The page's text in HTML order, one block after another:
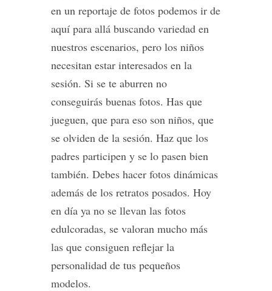
en un reportaje de fotos podemos ir de
aquí para allá buscando variedad en
nuestros escenarios, pero los niños
necesitan estar interesados en la
sesión. Si se te aburren no
conseguirás buenas fotos. Has que
jueguen, que para eso son niños, que
se olviden de la sesión. Haz que los
padres participen y se lo pasen bien
también. Debes hacer fotos dinámicas
además de los retratos posados. Hoy
en día ya no se llevan las fotos
edulcoradas, se valoran mucho más
las que consiguen reflejar la
personalidad de tus pequeños
modelos.